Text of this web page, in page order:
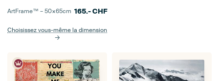
ArtFrame™ –50×65cm 165.-CHF
Choisissez vous-même la dimension